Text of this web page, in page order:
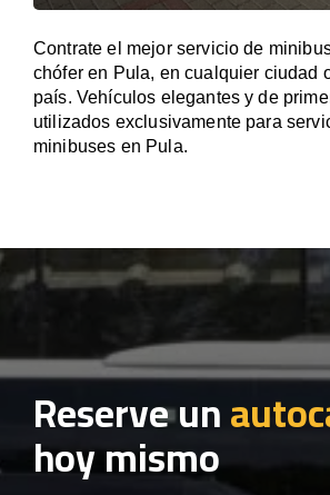
Contrate el mejor servicio de
chófer en Pula, en cualquier ciudad
país. Vehículos elegantes y de
utilizados exclusivamente para
minibuses en Pula.
Reserve un
hoy mismo